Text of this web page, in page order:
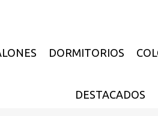
DORMITORIOS
DESTACADOS